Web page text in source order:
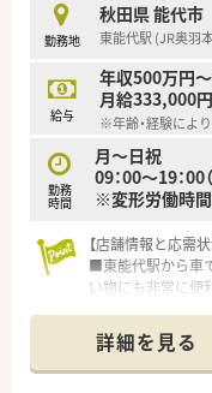
勤務地
秋田県 能代市
東能代駅 (JR奥羽
給与
年収500万円
月給333,000
※年齢・経験によ
勤務
時間
月～日祝
09：00～19：00
※変形労働時
【店舗情報と応需
■東能代駅から車
い物にも非常に便
に偏ることなく幅
■薬剤師1名と調
患者様に対して非
詳細を見る